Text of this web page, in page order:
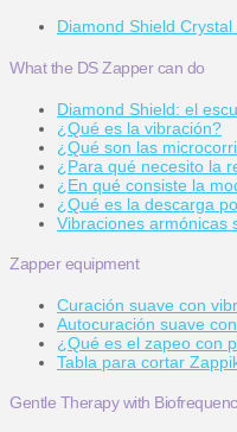
Diamond Shield
What the DS Zapper can do
Diamond Shield: el
¿Qué es la vibración?
¿Qué son las
¿Para qué necesito la
¿En qué consiste la
¿Qué es la descarga
Vibraciones armónicas
Zapper equipment
Curación suave con
Autocuración suave
¿Qué es el zapeo con
Tabla para cortar
Gentle Therapy with